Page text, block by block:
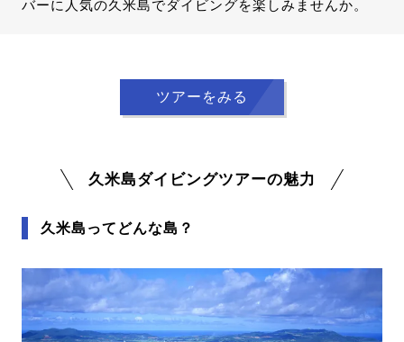
バーに人気の久米島でダイビングを楽しみませんか。
ツアーをみる
久米島ダイビングツアーの魅力
久米島ってどんな島？